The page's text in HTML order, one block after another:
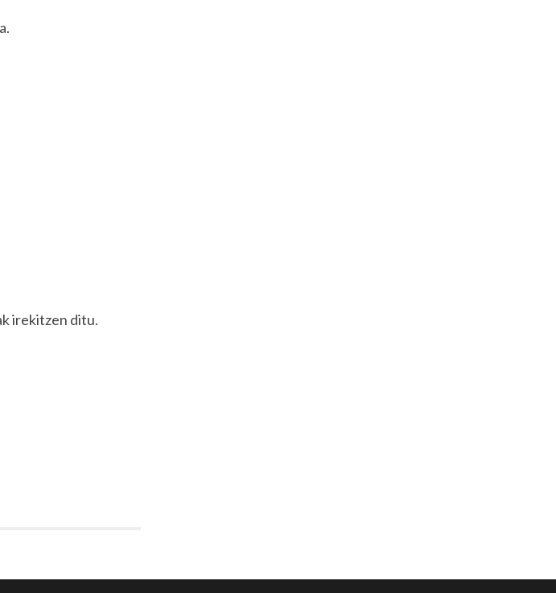
irekitzen ditu.